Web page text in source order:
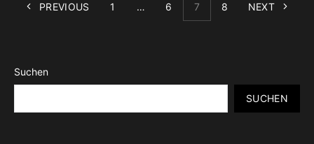
PREVIOUS 1 … 6 7 8 NEXT
Suchen
SUCHEN